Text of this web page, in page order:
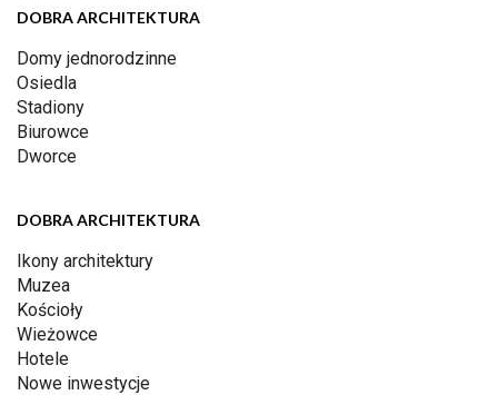
DOBRA ARCHITEKTURA
Domy jednorodzinne
Osiedla
Stadiony
Biurowce
Dworce
DOBRA ARCHITEKTURA
Ikony architektury
Muzea
Kościoły
Wieżowce
Hotele
Nowe inwestycje